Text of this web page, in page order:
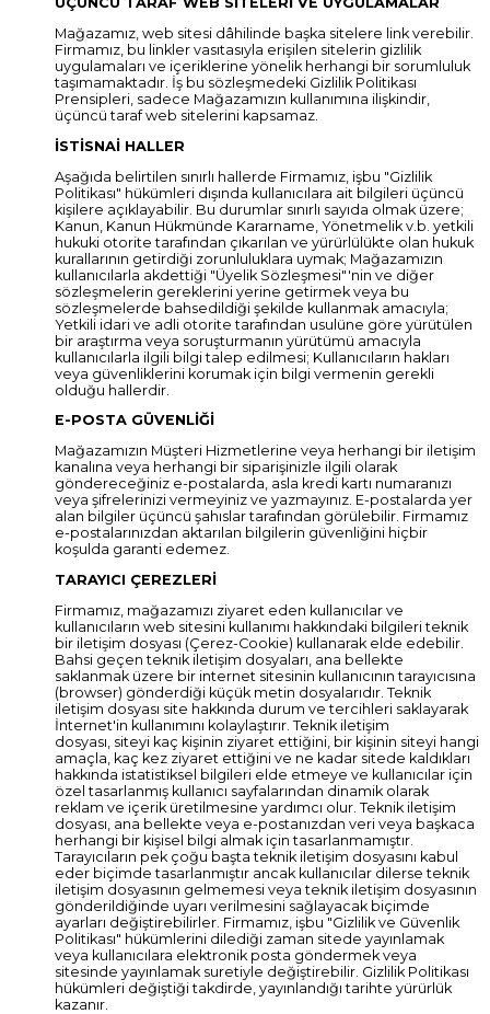
Mağazamız, web sitesi dâhilinde başka sitelere link verebilir.
Firmamız, bu linkler vasıtasıyla erişilen sitelerin gizlilik
uygulamaları ve içeriklerine yönelik herhangi bir sorumluluk
taşımamaktadır. İş bu sözleşmedeki Gizlilik Politikası
Prensipleri, sadece Mağazamızın kullanımına ilişkindir,
üçüncü taraf web sitelerini kapsamaz.
İSTİSNAİ HALLER
Aşağıda belirtilen sınırlı hallerde Firmamız, işbu "Gizlilik
Politikası" hükümleri dışında kullanıcılara ait bilgileri üçüncü
kişilere açıklayabilir. Bu durumlar sınırlı sayıda olmak üzere;
Kanun, Kanun Hükmünde Kararname, Yönetmelik v.b. yetkili
hukuki otorite tarafından çıkarılan ve yürürlülükte olan hukuk
kurallarının getirdiği zorunluluklara uymak; Mağazamızın
kullanıcılarla akdettiği "Üyelik Sözleşmesi"'nin ve diğer
sözleşmelerin gereklerini yerine getirmek veya bu
sözleşmelerde bahsedildiği şekilde kullanmak amacıyla;
Yetkili idari ve adli otorite tarafından usulüne göre yürütülen
bir araştırma veya soruşturmanın yürütümü amacıyla
kullanıcılarla ilgili bilgi talep edilmesi; Kullanıcıların hakları
veya güvenliklerini korumak için bilgi vermenin gerekli
olduğu hallerdir.
E-POSTA GÜVENLİĞİ
Mağazamızın Müşteri Hizmetlerine veya herhangi bir iletişim
kanalına veya herhangi bir siparişinizle ilgili olarak
göndereceğiniz e-postalarda, asla kredi kartı numaranızı
veya şifrelerinizi vermeyiniz ve yazmayınız. E-postalarda yer
alan bilgiler üçüncü şahıslar tarafından görülebilir. Firmamız
e-postalarınızdan aktarılan bilgilerin güvenliğini hiçbir
koşulda garanti edemez.
TARAYICI ÇEREZLERİ
Firmamız, mağazamızı ziyaret eden kullanıcılar ve
kullanıcıların web sitesini kullanımı hakkındaki bilgileri teknik
bir iletişim dosyası (Çerez-Cookie) kullanarak elde edebilir.
Bahsi geçen teknik iletişim dosyaları, ana bellekte
saklanmak üzere bir internet sitesinin kullanıcının tarayıcısına
(browser) gönderdiği küçük metin dosyalarıdır. Teknik
iletişim dosyası site hakkında durum ve tercihleri saklayarak
İnternet'in kullanımını kolaylaştırır. Teknik iletişim
dosyası, siteyi kaç kişinin ziyaret ettiğini, bir kişinin siteyi hangi
amaçla, kaç kez ziyaret ettiğini ve ne kadar sitede kaldıkları
hakkında istatistiksel bilgileri elde etmeye ve kullanıcılar için
özel tasarlanmış kullanıcı sayfalarından dinamik olarak
reklam ve içerik üretilmesine yardımcı olur. Teknik iletişim
dosyası, ana bellekte veya e-postanızdan veri veya başkaca
herhangi bir kişisel bilgi almak için tasarlanmamıştır.
Tarayıcıların pek çoğu başta teknik iletişim dosyasını kabul
eder biçimde tasarlanmıştır ancak kullanıcılar dilerse teknik
iletişim dosyasının gelmemesi veya teknik iletişim dosyasının
gönderildiğinde uyarı verilmesini sağlayacak biçimde
ayarları değiştirebilirler. Firmamız, işbu "Gizlilik ve Güvenlik
Politikası" hükümlerini dilediği zaman sitede yayınlamak
veya kullanıcılara elektronik posta göndermek veya
sitesinde yayınlamak suretiyle değiştirebilir. Gizlilik Politikası
hükümleri değiştiği takdirde, yayınlandığı tarihte yürürlük
kazanır.